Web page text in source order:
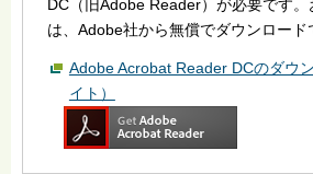
DC（旧Adobe Reader）が必要です
は、Adobe社から無償でダウンロード
Adobe Acrobat Reader DCのダウ
イト）